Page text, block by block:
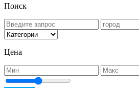
Поиск
Цена